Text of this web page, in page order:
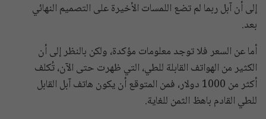
إلى أن آبل ربما لم تضع اللمسات الأخيرة على التصميم النهائي
بعد.
أما عن السعر فلا توجد معلومات مؤكدة، ولكن بالنظر إلى أن
الكثير من الهواتف القابلة للطي، التي ظهرت حتى الآن، تُكلف
أكثر من 1000 دولار، فمن المتوقع أن يكون هاتف آبل القابل
للطي القادم باهظ الثمن للغاية.